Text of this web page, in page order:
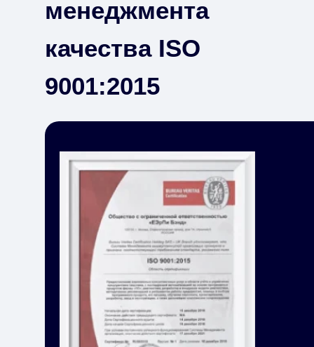
менеджмента
качества ISO
9001:2015